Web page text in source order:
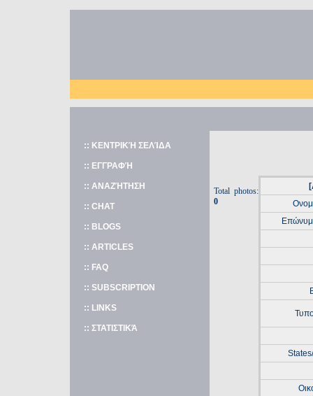
:: ΚΕΝΤΡΙΚΉ ΣΕΛΊΔΑ
:: ΕΓΓΡΑΦΉ
:: ΑΝΑΖΉΤΗΣΗ
:: CHAT
:: BLOGS
:: ARTICLES
:: FAQ
:: SUBSCRIPTION
:: LINKS
:: ΣΤΑΤΙΣΤΙΚΆ
Total photos:
0